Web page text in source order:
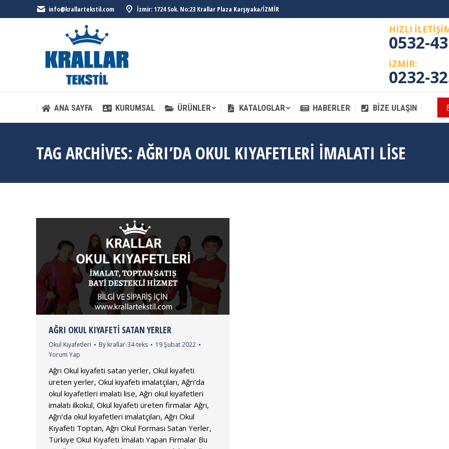
info@krallartekstil.com İzmir: 1724 Sok. No:23 Krallar Plaza Karşıyaka/İZMİR
HIZLI
0532-
İZMİR:
0232-
ANA SAYFA KURUMSAL ÜRÜNLER KATALOGLAR HABERLER BIZE ULAŞIN
TAG ARCHIVES: AĞRI’DA OKUL KIYAFETLERI IMALATI LISE
AĞRI OKUL KIYAFETI SATAN YERLER
Okul Kıyafetleri By krallar-34-teks
19 Şubat 2022
Yorum Yap
Ağrı Okul kıyafeti satan yerler, Okul kıyafeti
üreten yerler, Okul kıyafeti imalatçıları, Ağrı’da
okul kıyafetleri imalatı lise, Ağrı okul kıyafetleri
imalatı ilkokul, Okul kıyafeti üreten firmalar Ağrı,
Ağrı’da okul kıyafetleri imalatçıları, Ağrı Okul
Kıyafeti Toptan, Ağrı Okul Forması Satan Yerler,
Türkiye Okul Kıyafeti İmalatı Yapan Firmalar Bu
ANA SAYFA KURUMSAL ÜRÜNLER KATALOGLAR HABERLER BIZE ULAŞIN